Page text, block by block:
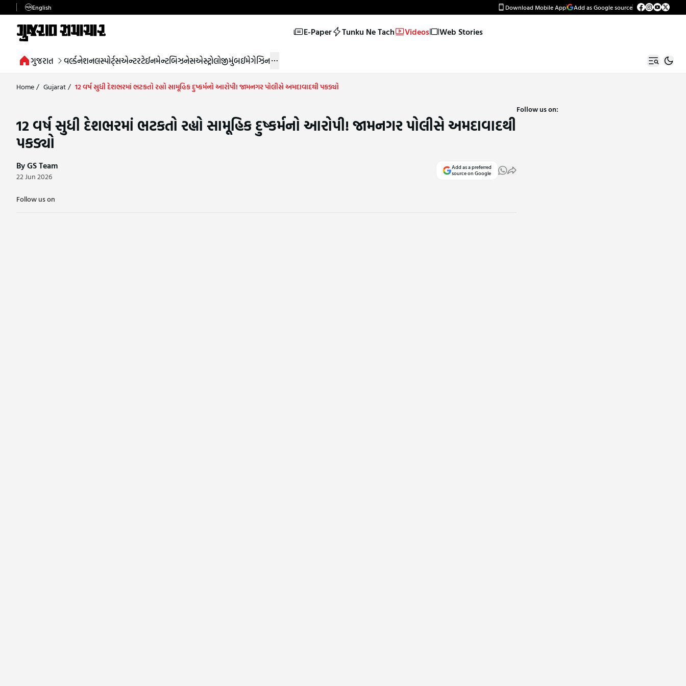
English Download Mobile App Add as Google source
E-Paper Tunku Ne Tach Videos Web Stories
ગુજરાત વર્લ્ડનેશનલસ્પોર્ટ્સએન્ટરટેઈનમેન્ટબિઝનેસએસ્ટ્રોલોજીમુંબઈમેગેઝિન
Home/ Gujarat/ 12 વર્ષ સુધી દેશભરમાં ભટકતો રહ્યો સામૂહિક દુષ્કર્મનો આરોપી! જામનગર પોલીસે અમદાવાદથી પકડ્યો
12 વર્ષ સુધી દેશભરમાં ભટકતો રહ્યો સામૂહિક દુષ્કર્મનો આરોપી! જામનગર પોલીસે અમદાવાદથી
પકડ્યો
By GS Team
22 Jun 2026
Add as a preferred
source on Google
Follow us on
Follow us on: